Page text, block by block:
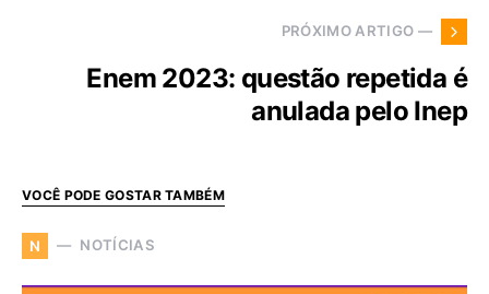
PRÓXIMO ARTIGO —
Enem 2023: questão repetida é
anulada pelo Inep
VOCÊ PODE GOSTAR TAMBÉM
N NOTÍCIAS